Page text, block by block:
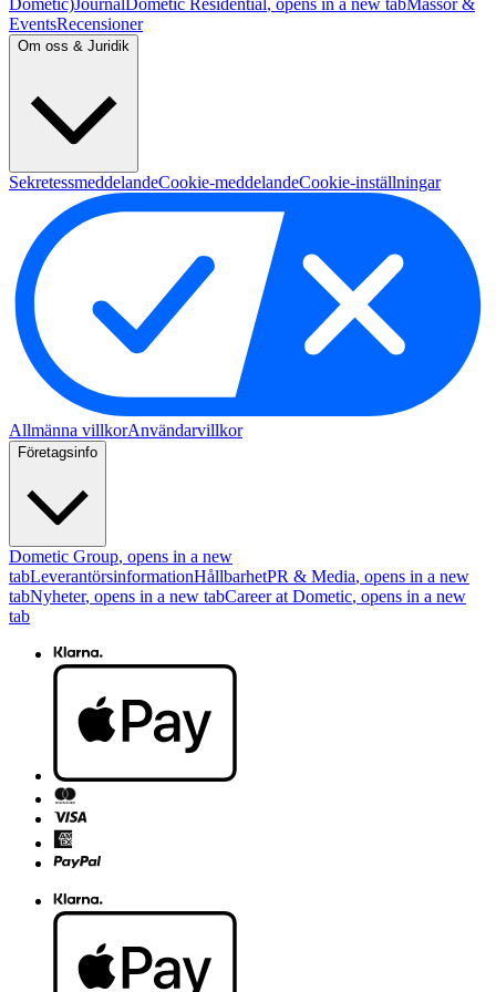
Dometic)Journal Dometic Residential , opens in a new tabMässor &
EventsRecensioner
Om oss & Juridik
SekretessmeddelandeCookie-meddelandeCookie-inställningar
Allmänna villkorAnvändarvillkor
Företagsinfo
Dometic Group, opens in a new
tabLeverantörsinformationHållbarhetPR & Media, opens in a new
tabNyheter, opens in a new tabCareer at Dometic, opens in a new
tab